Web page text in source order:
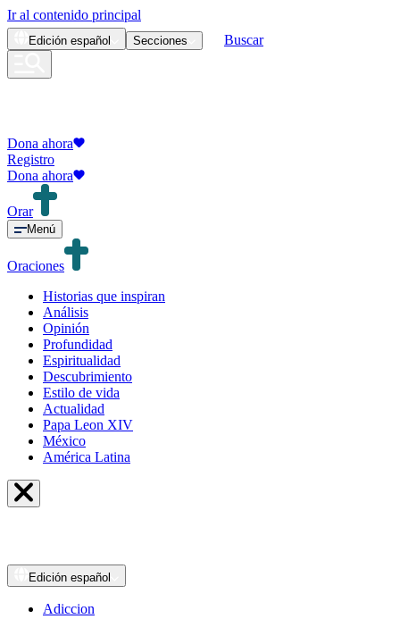
Ir al contenido principal
Edición español Secciones Buscar
Dona ahora
Registro
Dona ahora
Orar
Menú
Oraciones
Historias que inspiran
Análisis
Opinión
Profundidad
Espiritualidad
Descubrimiento
Estilo de vida
Actualidad
Papa Leon XIV
México
América Latina
Edición español
Adiccion